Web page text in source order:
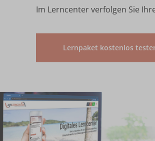
Im Lerncenter verfolgen Sie
Lernpaket kostenlos